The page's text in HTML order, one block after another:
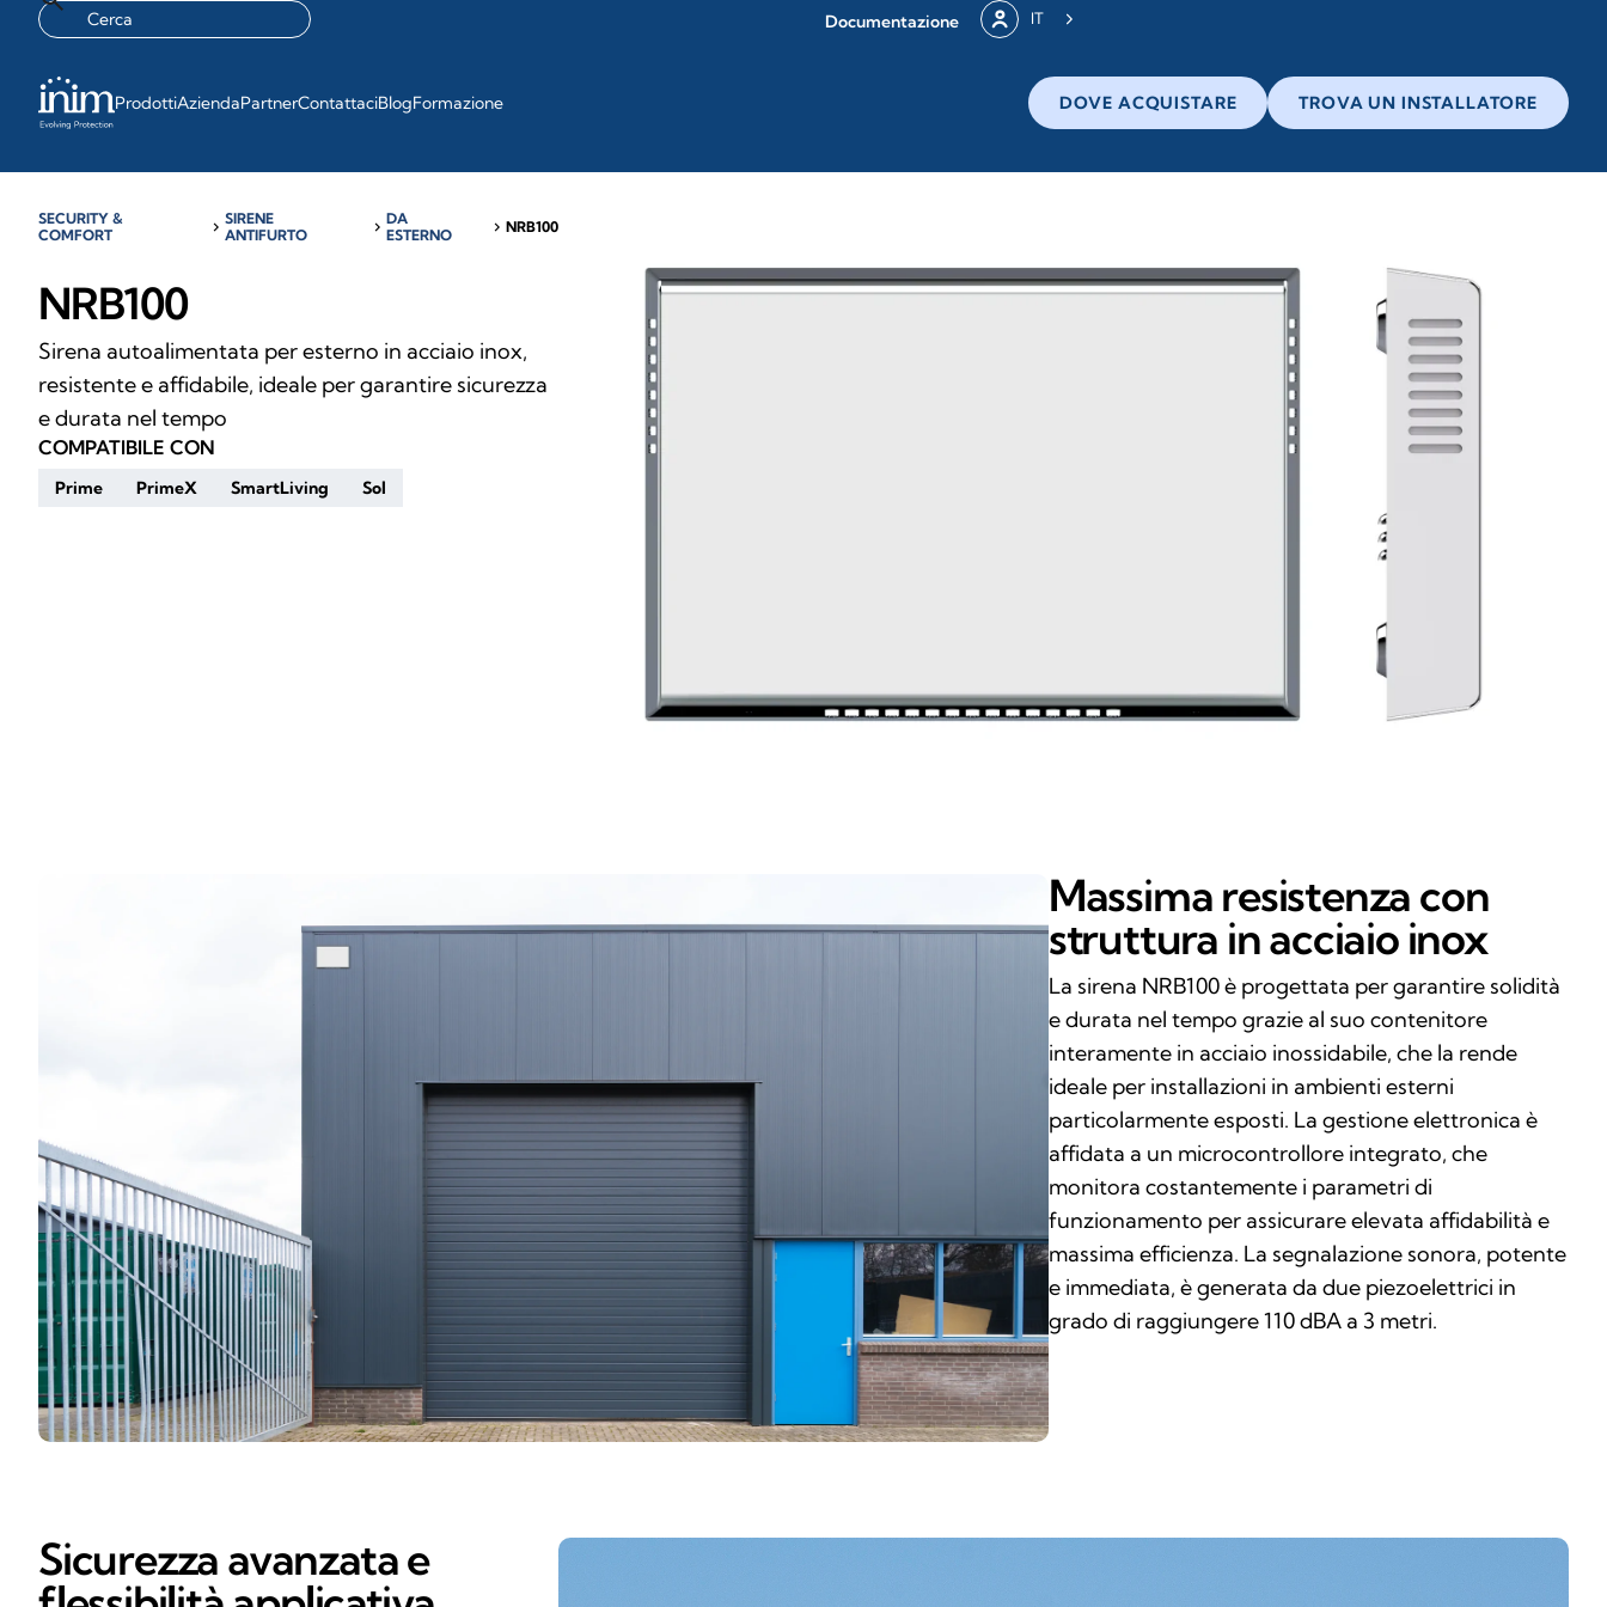
Documentazione IT
ProdottiAziendaPartnerContattaciBlogFormazione DOVE ACQUISTARE TROVA UN INSTALLATORE
SECURITY &
COMFORT
chevron_rightSIRENE
ANTIFURTO
chevron_rightDA
ESTERNO
chevron_rightNRB100
NRB100
Sirena autoalimentata per esterno in acciaio inox,
resistente e affidabile, ideale per garantire sicurezza
e durata nel tempo
COMPATIBILE CON
Prime PrimeX SmartLiving Sol
Massima resistenza con
struttura in acciaio inox
La sirena NRB100 è progettata per garantire solidità
e durata nel tempo grazie al suo contenitore
interamente in acciaio inossidabile, che la rende
ideale per installazioni in ambienti esterni
particolarmente esposti. La gestione elettronica è
affidata a un microcontrollore integrato, che
monitora costantemente i parametri di
funzionamento per assicurare elevata affidabilità e
massima efficienza. La segnalazione sonora, potente
e immediata, è generata da due piezoelettrici in
grado di raggiungere 110 dBA a 3 metri.
Sicurezza avanzata e